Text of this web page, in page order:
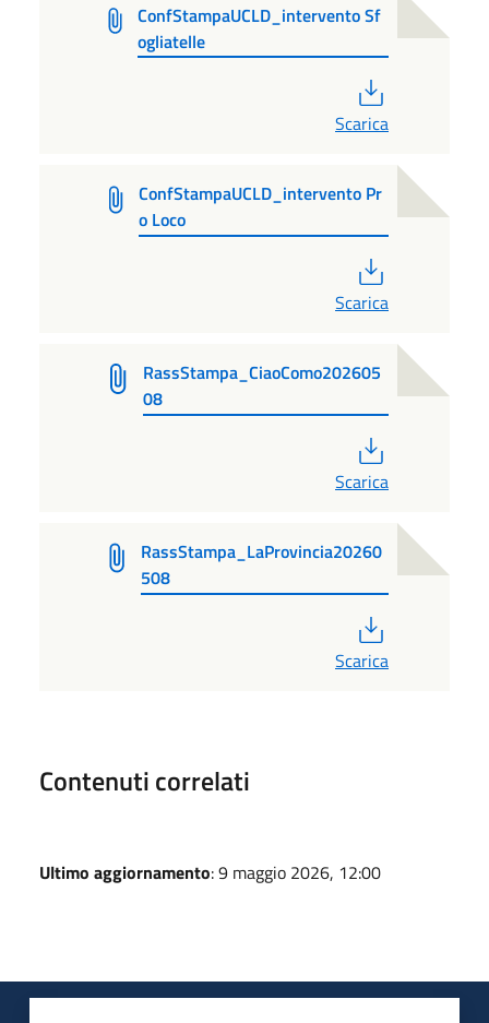
ConfStampaUCLD_intervento Sf
ogliatelle
Scarica
ConfStampaUCLD_intervento Pr
o Loco
Scarica
RassStampa_CiaoComo202605
08
Scarica
RassStampa_LaProvincia20260
508
Scarica
Contenuti correlati
Ultimo aggiornamento: 9 maggio 2026, 12:00